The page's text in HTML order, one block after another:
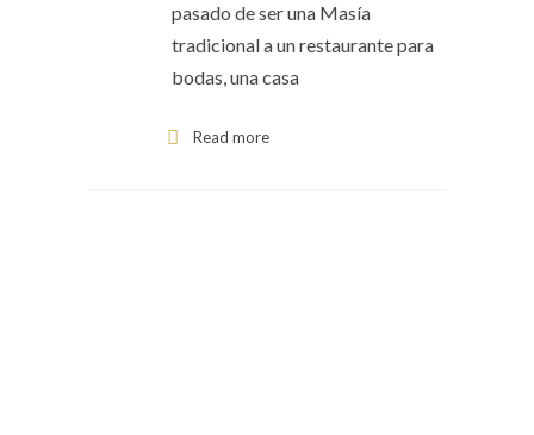
pasado de ser una Masía
tradicional a un restaurante para
bodas, una casa
Read more